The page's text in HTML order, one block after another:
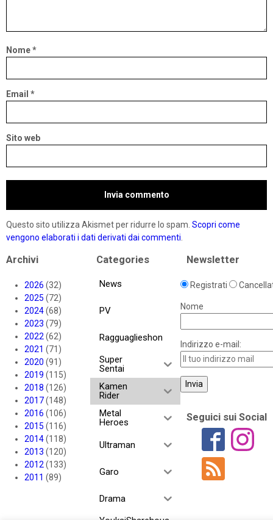
Nome*
Email *
Sito web
Questo sito utilizza Akismet per ridurre lo spam. Scopri come
vengono elaborati i dati derivati dai commenti.
Archivi
2026 (32)
2025 (72)
2024(68)
2023 (79)
2022(62)
2021 (71)
2020 (91)
2019 (115)
2018 (126)
2017(148)
2016 (106)
2015 (116)
2014(118)
2013 (120)
2012(133)
2011 (89)
Categories
News
PV
Ragguaglieshon
Super
Sentai
Kamen
Rider
Metal
Heroes
Ultraman
Garo
Drama
Newsletter
Registrati
Nome
Indirizzo e-mail:
Seguici sui Social